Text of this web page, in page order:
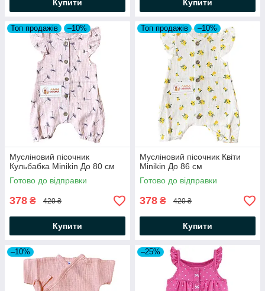
Купити Купити
Топ продажів –10%
Мусліновий пісочник
Кульбабка Minikin До 80 см
Готово до відправки
378 ₴ 420 ₴
Купити
Топ продажів –10%
Мусліновий пісочник Квіти
Minikin До 86 см
Готово до відправки
378 ₴ 420 ₴
Купити
–10% –25%